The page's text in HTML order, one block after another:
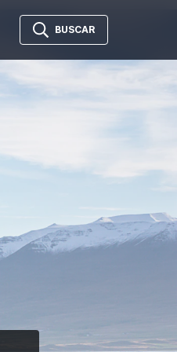
BUSCAR